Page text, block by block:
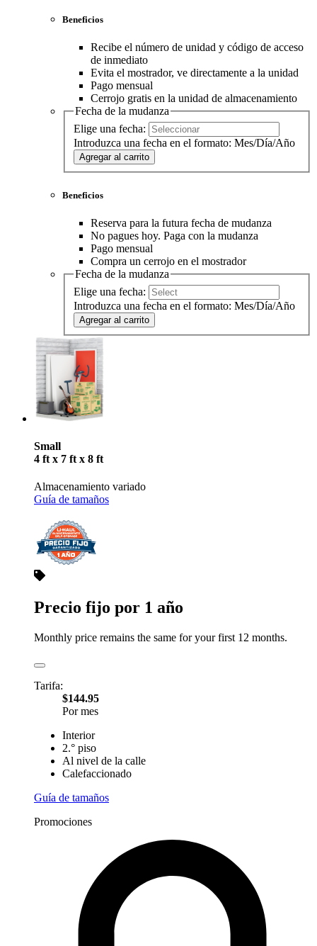
Beneficios
Recibe el número de unidad y código de acceso
de inmediato
Evita el mostrador, ve directamente a la unidad
Pago mensual
Cerrojo gratis en la unidad de almacenamiento
Fecha de la mudanza
Elige una fecha:
Introduzca una fecha en el formato: Mes/Día/Año
Agregar al carrito
Beneficios
Reserva para la futura fecha de mudanza
No pagues hoy. Paga con la mudanza
Pago mensual
Compra un cerrojo en el mostrador
Fecha de la mudanza
Elige una fecha:
Introduzca una fecha en el formato: Mes/Día/Año
Agregar al carrito
Small
4 ft x 7 ft x 8 ft
Almacenamiento variado
Guía de tamaños
Precio fijo por 1 año
Monthly price remains the same for your first 12 months.
Tarifa:
$144.95
Por mes
Interior
2.° piso
Al nivel de la calle
Calefaccionado
Guía de tamaños
Promociones